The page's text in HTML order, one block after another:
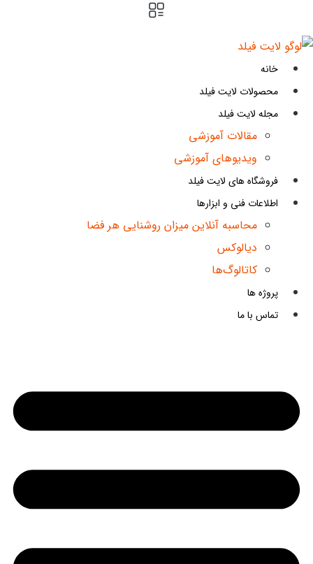
به
محتوا
خانه
محصولات لایت فیلد
مجله لایت فیلد
مقالات آموزشی
ویدیوهای آموزشی
فروشگاه های لایت فیلد
اطلاعات فنی و ابزارها
محاسبه آنلاین میزان روشنایی هر فضا
دیالوکس
کاتالوگ‌ها
پروژه ها
تماس با ما